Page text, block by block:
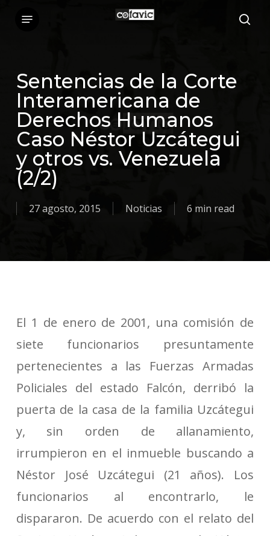
content
Sentencias de la Corte
Interamericana de
Derechos Humanos
Caso Néstor Uzcátegui
y otros vs. Venezuela
(2/2)
27 agosto, 2015 Noticias 6 min read
El 1 de enero de 2001, una comisión de
siete funcionarios presuntamente
pertenecientes a las Fuerzas Armadas
Policiales del estado Falcón, derribó la
puerta de la casa de la familia Uzcátegui
y, sin orden de allanamiento,
irrumpieron en el inmueble buscando a
Néstor José Uzcátegui (21 años). Los
funcionarios al encontrarlo, le
dispararon. De acuerdo con el relato del